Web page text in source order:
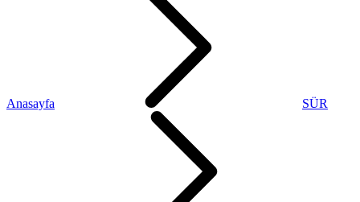
Anasayfa SÜR